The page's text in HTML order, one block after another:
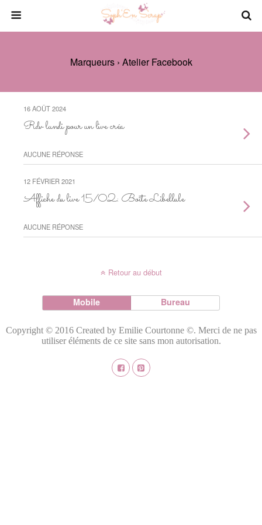
Marqueurs › Atelier Facebook
16 AOÛT 2024
Rdv lundi pour un live créa
AUCUNE RÉPONSE
12 FÉVRIER 2021
Affiche du live 15/02: Boîte Libellule
AUCUNE RÉPONSE
Retour au début
Mobile Bureau
Copyright © 2016 Created by Emilie Courtonne ©. Merci de ne pas
utiliser éléments de ce site sans mon autorisation.